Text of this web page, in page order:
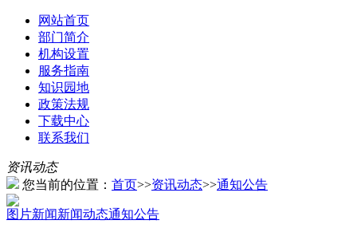
网站首页
部门简介
机构设置
服务指南
知识园地
政策法规
下载中心
联系我们
资讯动态
您当前的位置： 首页>>资讯动态>>通知公告
图片新闻新闻动态通知公告